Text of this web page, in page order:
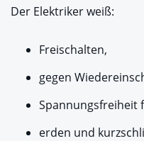
Der Elektriker weiß:
Freischalten,
gegen
Spannungsfreiheit
erden und